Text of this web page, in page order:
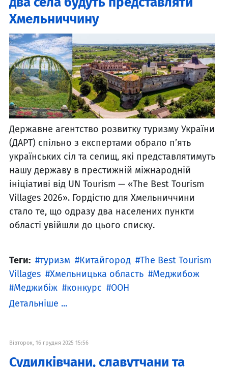
Хмельниччину
Державне агентство розвитку туризму України
(ДАРТ) спільно з експертами обрало п’ять
українських сіл та селищ, які представлятимуть
нашу державу в престижній міжнародній
ініціативі від UN Tourism — «The Best Tourism
Villages 2026». Гордістю для Хмельниччини
стало те, що одразу два населених пункти
області увійшли до цього списку.
Теги: туризм Китайгород
The Best Tourism
Villages
Хмельницька область
Меджибож
Меджибіж
конкурс
ООН
Детальніше ...
Вівторок, 16 грудня 2025 15:56
Судилківчани, славутчани та